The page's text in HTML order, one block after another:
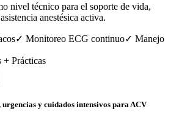
nivel técnico para el soporte de vida,
anestésica activa.
✓ Monitoreo ECG continuo✓ Manejo
+ Prácticas
y cuidados intensivos para ACV